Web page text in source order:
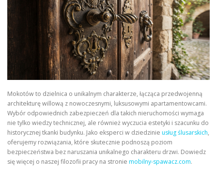
Mokotów to dzielnica o unikalnym charakterze, łącząca przedwojenną
architekturę willową z nowoczesnymi, luksusowymi apartamentowcami.
Wybór odpowiednich zabezpieczeń dla takich nieruchomości wymaga
nie tylko wiedzy technicznej, ale również wyczucia estetyki i szacunku do
historycznej tkanki budynku. Jako eksperci w dziedzinie usług ślusarskich,
oferujemy rozwiązania, które skutecznie podnoszą poziom
bezpieczeństwa bez naruszania unikalnego charakteru drzwi. Dowiedz
się więcej o naszej filozofii pracy na stronie mobilny-spawacz.com.